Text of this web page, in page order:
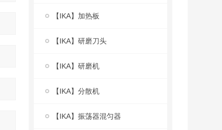
【IKA】加热板
【IKA】研磨刀头
【IKA】研磨机
【IKA】分散机
【IKA】振荡器混匀器